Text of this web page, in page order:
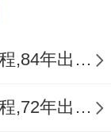
强锻炼，
习惯;避免
1984年属鼠人2023年运势及运程,84年出生的39岁生肖鼠2023年每月运势详解
1972年属鼠人2023年运势及运程,72年出生的51岁生肖鼠2023年每月运势如何